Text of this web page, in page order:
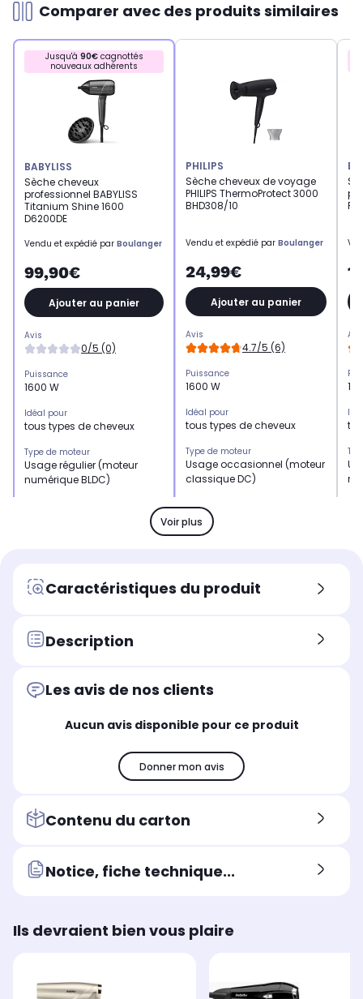
Comparer avec des produits similaires
Jusqu'à 90€cagnottés
nouveaux adhérents
BABYLISS
Sèche cheveux
professionnel BABYLISS
Titanium Shine 1600
D6200DE
Vendu et expédié par Boulanger
99,90€
Ajouter au panier
Avis
0/5 (0)
Puissance
1600 W
Idéal pour
tous types de cheveux
Type de moteur
Usage régulier (moteur
numérique BLDC)
Nombre de vitesses
Nombre de températures
3 températures
standard (1,12 kg)
3 vitesses
Nombre de températures
PHILIPS
Sèche cheveux de voyage
PHILIPS ThermoProtect 3000
BHD308/10
Vendu et expédié par Boulanger
24,99€
Ajouter au panier
Avis
4.7/5 (6)
Puissance
1600 W
Idéal pour
tous types de cheveux
Type de moteur
Usage occasionnel (moteur
classique DC)
Technologie
Ionique
Nombre de vitesses
léger (560 g)
3 vitesses
Nombre de températures
3 températures
Voir plus
Caractéristiques du produit
Description
Les avis de nos clients
Aucun avis disponible pour ce produit
Donner mon avis
Contenu du carton
Notice, fiche technique...
Ils devraient bien vous plaire